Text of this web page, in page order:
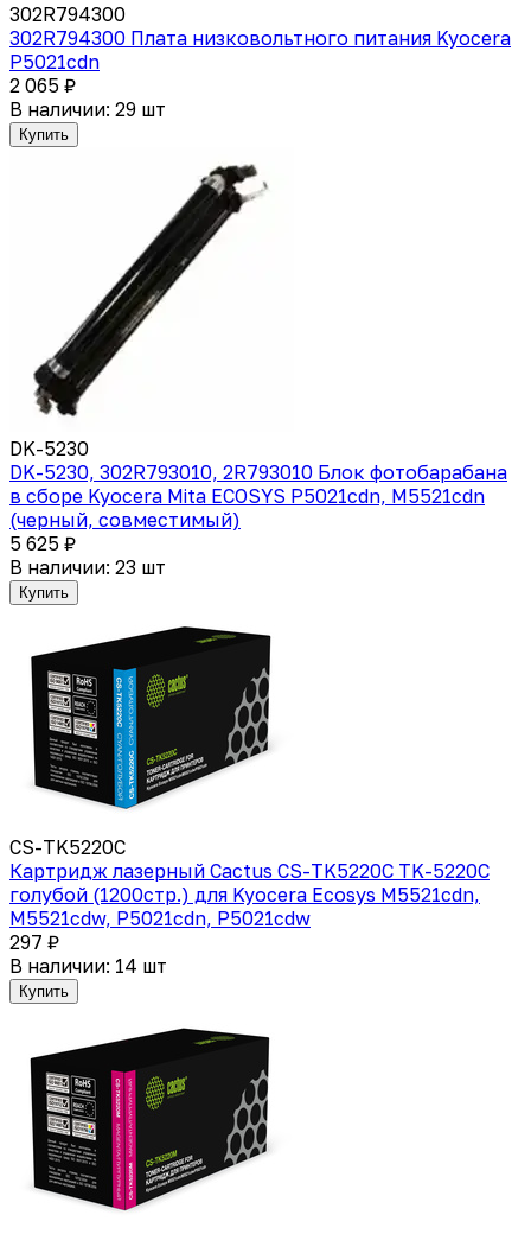
302R794300
302R794300 Плата низковольтного питания Kyocera
P5021cdn
2 065 ₽
В наличии: 29 шт
Купить
DK-5230
DK-5230, 302R793010, 2R793010 Блок фотобарабана
в сборе Kyocera Mita ECOSYS P5021cdn, M5521cdn
(черный, совместимый)
5 625 ₽
В наличии: 23 шт
Купить
CS-TK5220C
Картридж лазерный Cactus CS-TK5220C TK-5220C
голубой (1200стр.) для Kyocera Ecosys M5521cdn,
M5521cdw, P5021cdn, P5021cdw
297 ₽
В наличии: 14 шт
Купить